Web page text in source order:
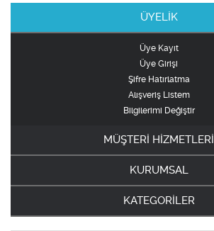
ÜYELİK
Üye Kayıt
Üye Girişi
Şifre Hatırlatma
Alışveriş Listem
Bilgilerimi Değiştir
MÜŞTERİ HİZMETLERİ
KURUMSAL
KATEGORİLER